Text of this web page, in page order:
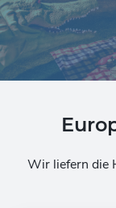
Wir liefern die